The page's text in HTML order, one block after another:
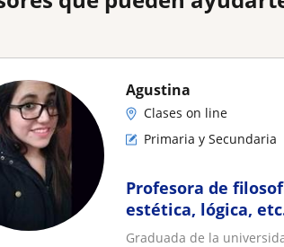
Agustina
Clases on line
Primaria y Secundaria
Profesora de
estética, lógica,
universitario
Graduada de la